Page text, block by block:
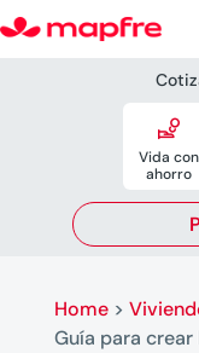

Vida con
ahorro
Home>
Guía para